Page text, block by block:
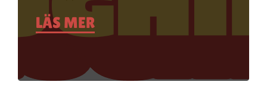
Stockholms äldsta
standupklubbar och är känd för
att ha de bästa komikerna i
välkommen till Big Ben Stand
LÄS MER